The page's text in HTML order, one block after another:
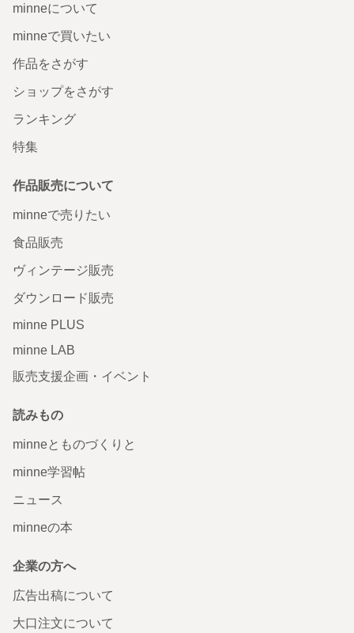
minneについて
minneで買いたい
作品をさがす
ショップをさがす
ランキング
特集
作品販売について
minneで売りたい
食品販売
ヴィンテージ販売
ダウンロード販売
minne PLUS
minne LAB
販売支援企画・イベント
読みもの
minneとものづくりと
minne学習帖
ニュース
minneの本
企業の方へ
広告出稿について
大口注文について